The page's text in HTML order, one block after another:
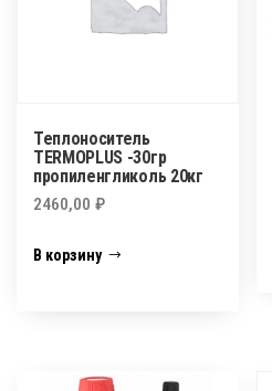
Теплоноситель
TERMOPLUS -30гр
пропиленгликоль 20кг
2460,00 ₽
В корзину